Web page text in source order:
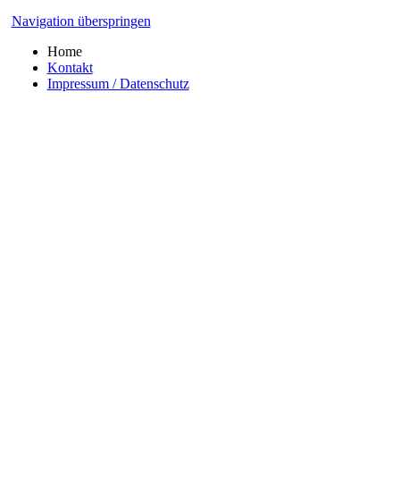
Navigation überspringen
Home
Kontakt
Impressum / Datenschutz